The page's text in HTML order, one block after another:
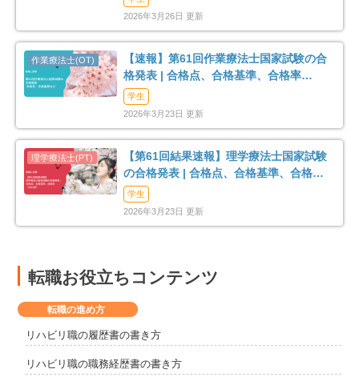
2026年3月26日 更新
【速報】第61回作業療法士国家試験の合
格発表 | 合格点、合格基準、合格率
（2026年）
学生
2026年3月23日 更新
【第61回結果速報】理学療法士国家試験
の合格発表 | 合格点、合格基準、合格率
（2026年）
学生
2026年3月23日 更新
転職お役立ちコンテンツ
転職の進め方
リハビリ職の履歴書の書き方
リハビリ職の職務経歴書の書き方